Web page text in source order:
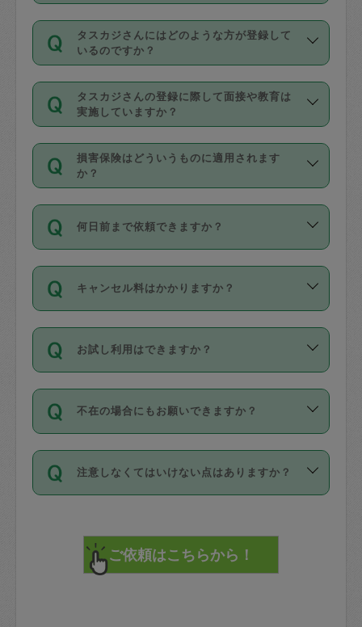
なお、タスカジさんの交通費も、依頼料
金のご請求と合わせてお支払いとなりま
動計算で表示されます。
（例：毎週定期の場合は３回以上のキャ
ンセルが有償（1200円、隔週定期の場合
は２回以上のキャンセルが有償（1200
・ＡＭ ９時～１２時
・ＰＭ １３時～１６時
・夜 １８時～２１時
開始時間を２時間前後変更することが可
能です。依頼送信後、個別にタスカジさ
んにメッセージを送り調整してくださ
い。ただし、２時間を越えての調整はで
時間も被らない場合、損害保険の対象外
掃除、整理収納、洗濯、買い物、料理、
作り置きです。タスカジさんによってで
きる仕事の範囲が異なりますので、依頼
する前にタスカジさんのプロフィールで
確認してください。
基本的に、高所での作業や危険作業、屋
外での作業は対象外です。
タスカジさんにはどのような方が登録して
いるのですか？
主婦として長年の家事経験をお持ちの
方、栄養士・調理師といった資格者で保
育園や学校の給食やレストランで料理関
係の専門職に従事されていた方、日本で
すでにハウスキーパーや英語の先生とし
てお仕事をしているフィリピン出身の
社員など様々なバックグラウンドの方が
登録しています。
日本語も話せる方など様々です。
ールに記載していますので、各自の得意
を依頼してください。
タスカジさんの登録に際して面接や教育は
実施していますか？
応募の際に、各自事務局との面接と説明
を行っています。その後、身分証明書の
写真提出をしていただいています。外国
確認しています。タスカジさんトレーニ
ング動画を使ったセルフトレーニングの
現場トライアルを受け、合格したタスカ
ジさんが活動されています。
※テストセンターの講評は１件目のレビュ
参考
【詳細】タスカジさんの登録に際
損害保険はどういうものに適用されます
か？
依頼者とタスカジさんとの間でタスカジ
を通して成立した作業時間内での作業に
適用されます。作業範囲は、掃除、洗
です。作業中に物を壊したり、人にけが
をさせたりした場合が対象で、補償金額
す。
写真を撮り、
詳細FAQ：
損害賠償保険について教えて
何日前まで依頼できますか？
ご依頼は、現在を起点に3日後（72時間
以降）の日時から受付可能となっていま
す。
タスカジさんへ「募集」をかけることが
可能です。
キャンセル料はかかりますか？
キャンセル料には、以下の2種類がありま
す。
1. 直前キャンセル（定期、スポット契約
共通）
72時間を超える※と、以下のキャンセル
料が発生します。
直前キャンセル料：
72時間前〜24時間前＝依頼料金の50%
お試し利用はできますか？
「お試し利用」というメニューはありま
せんが、「一回のみ」依頼を活用するこ
とによって、気に入ったタスカジさんを
まず、条件の合う気になるタスカジさ
みてください。
その後、一番気に入ったタスカジさんに
不在の場合にもお願いできますか？
不在の場合の作業はタスカジさんの同意
が必要です。数回の依頼ののち、タスカ
ジさんと依頼者の間で十分な信頼関係が
てください。
不在時に部屋に入るためにタスカジさん
注意しなくてはいけない点はありますか？
で、必ず鍵のかかるロッカーや金庫に入
れて依頼者の責任の元管理するよう心掛
けてください。